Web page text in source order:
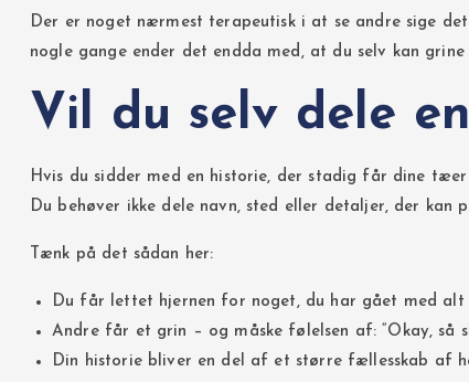
Der er noget nærmest terapeutisk i at se andre sige
nogle gange ender det endda med, at du selv kan
Vil du selv dele
Hvis du sidder med en historie, der stadig får dine
Du behøver ikke dele navn, sted eller detaljer, der
Tænk på det sådan her:
Du får lettet hjernen for noget, du har gået med
Andre får et grin – og måske følelsen af: “Okay, så
Din historie bliver en del af et større fællesskab af